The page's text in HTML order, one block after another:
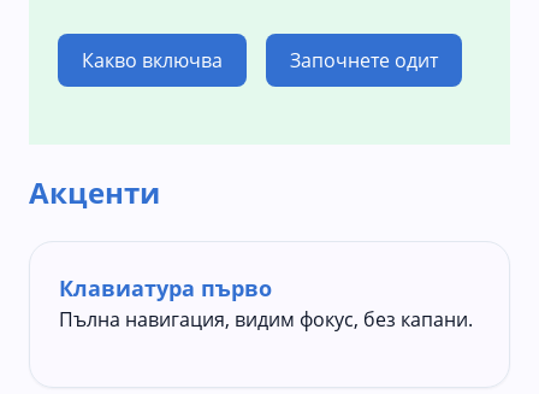
Какво включва Започнете одит
Акценти
Клавиатура първо
Пълна навигация, видим фокус, без капани.